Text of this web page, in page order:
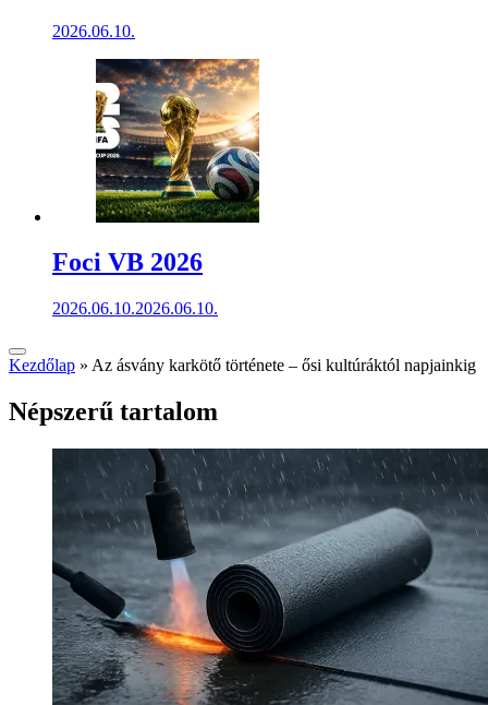
2026.06.10.
Foci VB 2026
2026.06.10.2026.06.10.
Kezdőlap » Az ásvány karkötő története – ősi kultúráktól napjainkig
Népszerű tartalom